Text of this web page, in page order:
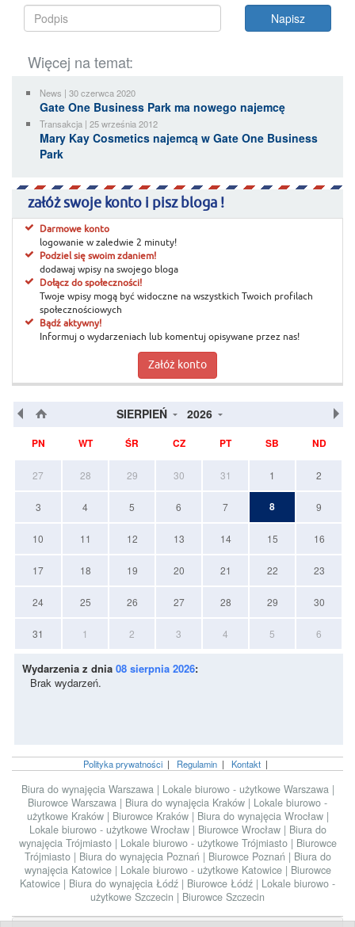
Więcej na temat:
News | 30 czerwca 2020
Gate One Business Park ma nowego najemcę
Transakcja | 25 września 2012
Mary Kay Cosmetics najemcą w Gate One Business
Park
załóż swoje konto i pisz bloga !
Darmowe konto
logowanie w zaledwie 2 minuty!
Podziel się swoim zdaniem!
dodawaj wpisy na swojego bloga
Dołącz do społeczności!
Twoje wpisy mogą być widoczne na wszystkich Twoich profilach
społecznościowych
Bądź aktywny!
Informuj o wydarzeniach lub komentuj opisywane przez nas!
Załóż konto
SIERPIEŃ 2026
PN WT ŚR CZ PT SB ND
27 28 29 30 31 1 2
3 4 5 6 7 8 9
10 11 12 13 14 15 16
17 18 19 20 21 22 23
24 25 26 27 28 29 30
31 1 2 3 4 5 6
Wydarzenia z dnia 08 sierpnia 2026:
Brak wydarzeń.
Polityka prywatności| Regulamin| Kontakt|
Biura do wynajęcia Warszawa | Lokale biurowo - użytkowe Warszawa |
Biurowce Warszawa | Biura do wynajęcia Kraków | Lokale biurowo -
użytkowe Kraków | Biurowce Kraków | Biura do wynajęcia Wrocław |
Lokale biurowo - użytkowe Wrocław | Biurowce Wrocław | Biura do
wynajęcia Trójmiasto | Lokale biurowo - użytkowe Trójmiasto | Biurowce
Trójmiasto | Biura do wynajęcia Poznań | Biurowce Poznań | Biura do
wynajęcia Katowice | Lokale biurowo - użytkowe Katowice | Biurowce
Katowice | Biura do wynajęcia Łódź | Biurowce Łódź | Lokale biurowo -
użytkowe Szczecin | Biurowce Szczecin